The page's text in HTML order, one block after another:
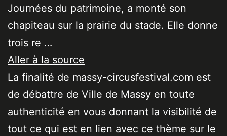
Journées du patrimoine, a monté son
chapiteau sur la prairie du stade. Elle donne
trois re …
Aller à la source
La finalité de massy-circusfestival.com est
de débattre de Ville de Massy en toute
authenticité en vous donnant la visibilité de
tout ce qui est en lien avec ce thème sur le